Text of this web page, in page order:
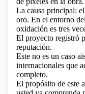
La causa principal:
oro. En el entorno
oxidación es tres
El proyecto registró
reputación.
Este no es un caso
internacionales que
completo.
El propósito de este